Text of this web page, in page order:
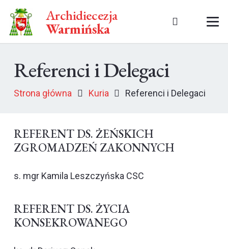
Archidiecezja
Warmińska
Referenci i Delegaci
Strona główna Kuria Referenci i Delegaci
REFERENT DS. ŻEŃSKICH
ZGROMADZEŃ ZAKONNYCH
s. mgr Kamila Leszczyńska CSC
REFERENT DS. ŻYCIA
KONSEKROWANEGO